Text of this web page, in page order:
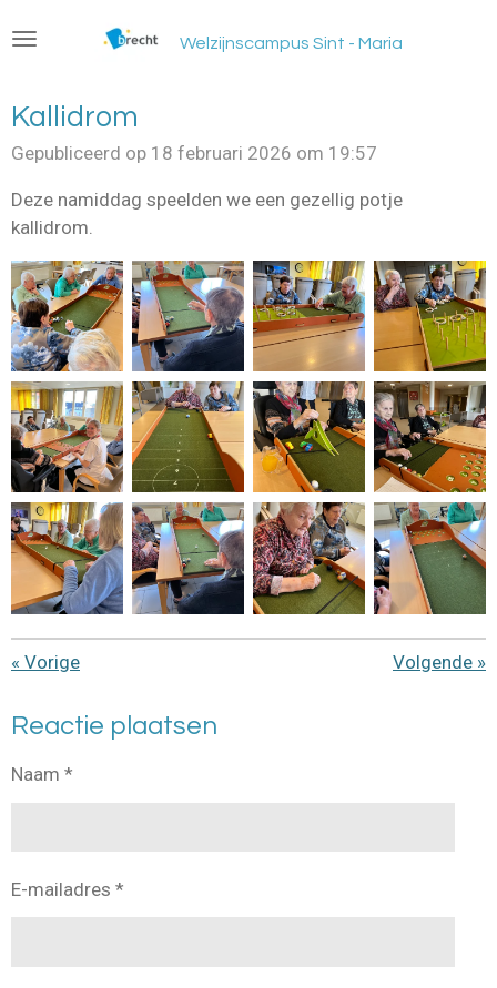
direct
de
Welzijnscampus Sint - Maria
Kallidrom
Gepubliceerd op 18 februari 2026 om 19:57
Deze namiddag speelden we een gezellig potje
kallidrom.
« Vorige Volgende »
Reactie plaatsen
Naam *
E-mailadres *